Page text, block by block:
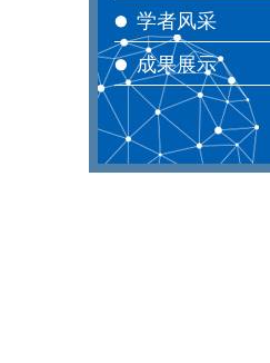
学者风采
成果展示